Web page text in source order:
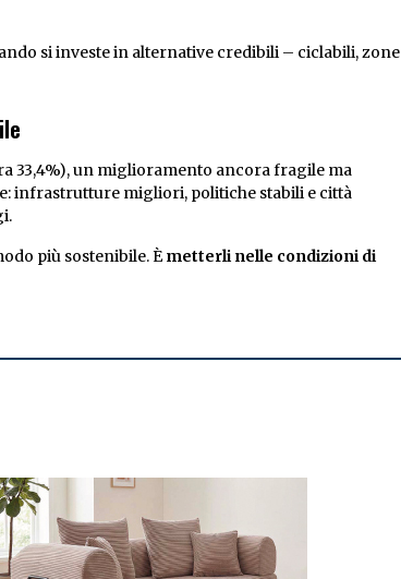
si investe in alternative credibili – ciclabili, zone
33,4%), un miglioramento ancora fragile ma
infrastrutture migliori, politiche stabili e città
più sostenibile. Èmetterli nelle condizioni di